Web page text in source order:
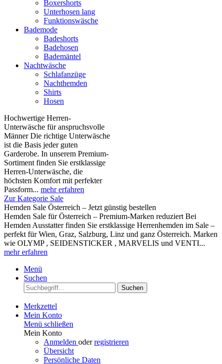
Boxershorts
Unterhosen lang
Funktionswäsche
Bademode
Badeshorts
Badehosen
Bademäntel
Nachtwäsche
Schlafanzüge
Nachthemden
Shirts
Hosen
Hochwertige Herren-
Unterwäsche für anspruchsvolle
Männer Die richtige Unterwäsche
ist die Basis jeder guten
Garderobe. In unserem Premium-
Sortiment finden Sie erstklassige
Herren-Unterwäsche, die
höchsten Komfort mit perfekter
Passform... mehr erfahren
Zur Kategorie Sale
Hemden Sale Österreich – Jetzt günstig bestellen
Hemden Sale für Österreich – Premium-Marken reduziert Bei
Hemden Ausstatter finden Sie erstklassige Herrenhemden im Sale –
perfekt für Wien, Graz, Salzburg, Linz und ganz Österreich. Marken
wie OLYMP , SEIDENSTICKER , MARVELIS und VENTI...
mehr erfahren
Menü
Suchen
Suchen
Merkzettel
Mein Konto
Menü schließen
Mein Konto
Anmelden oderregistrieren
Übersicht
Persönliche Daten